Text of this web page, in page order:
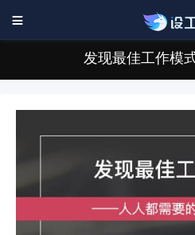

发现最佳工作模